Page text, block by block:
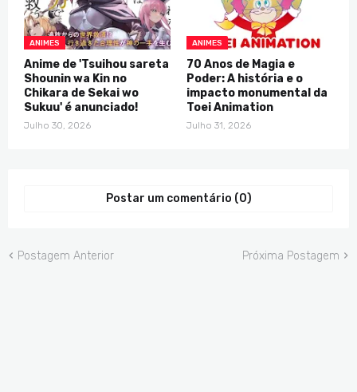
ANIMES
Anime de 'Tsuihou sareta
Shounin wa Kin no
Chikara de Sekai wo
Sukuu' é anunciado!
Julho 30, 2026
ANIMES
70 Anos de Magia e
Poder: A história e o
impacto monumental da
Toei Animation
Julho 31, 2026
Postar um comentário (0)
Postagem Anterior Próxima Postagem